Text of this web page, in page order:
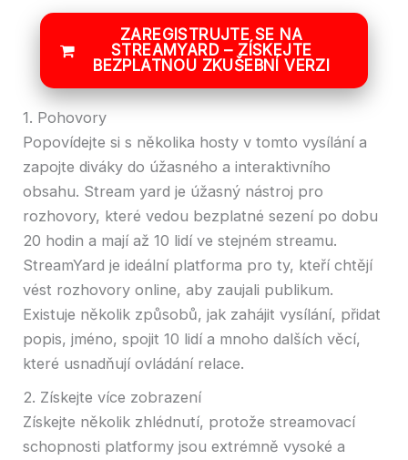
ZAREGISTRUJTE SE NA
STREAMYARD – ZÍSKEJTE
BEZPLATNOU ZKUŠEBNÍ VERZI
1. Pohovory
Popovídejte si s několika hosty v tomto vysílání a
zapojte diváky do úžasného a interaktivního
obsahu. Stream yard je úžasný nástroj pro
rozhovory, které vedou bezplatné sezení po dobu
20 hodin a mají až 10 lidí ve stejném streamu.
StreamYard je ideální platforma pro ty, kteří chtějí
vést rozhovory online, aby zaujali publikum.
Existuje několik způsobů, jak zahájit vysílání, přidat
popis, jméno, spojit 10 lidí a mnoho dalších věcí,
které usnadňují ovládání relace.
2. Získejte více zobrazení
Získejte několik zhlédnutí, protože streamovací
schopnosti platformy jsou extrémně vysoké a